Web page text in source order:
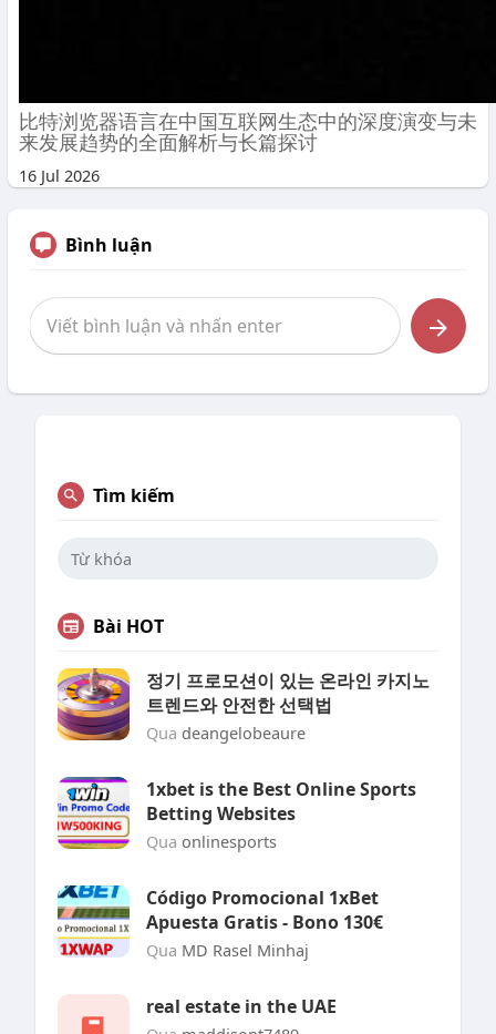
比特浏览器语言在中国互联网生态中的深度演变与未
来发展趋势的全面解析与长篇探讨
16 Jul 2026
Bình luận
Tìm kiếm
Bài HOT
정기 프로모션이 있는 온라인 카지노
트렌드와 안전한 선택법
Qua deangelobeaure
1xbet is the Best Online Sports
Betting Websites
Qua onlinesports
Código Promocional 1xBet
Apuesta Gratis - Bono 130€
Qua MD Rasel Minhaj
real estate in the UAE